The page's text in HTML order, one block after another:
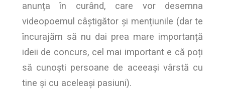
anunța în curând, care vor desemna
videopoemul câștigător și mențiunile (dar te
încurajăm să nu dai prea mare importanță
ideii de concurs, cel mai important e că poți
să cunoști persoane de aceeași vârstă cu
tine și cu aceleași pasiuni).